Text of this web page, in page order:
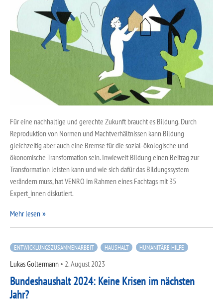
Für eine nachhaltige und gerechte Zukunft braucht es Bildung. Durch
Reproduktion von Normen und Machtverhältnissen kann Bildung
gleichzeitig aber auch eine Bremse für die sozial-ökologische und
ökonomische Transformation sein. Inwieweit Bildung einen Beitrag zur
Transformation leisten kann und wie sich dafür das Bildungssystem
verändern muss, hat VENRO im Rahmen eines Fachtags mit 35
Expert_innen diskutiert.
Mehr lesen
ENTWICKLUNGSZUSAMMENARBEIT HAUSHALT HUMANITÄRE HILFE
Lukas Goltermann • 2. August 2023
Bundeshaushalt 2024: Keine Krisen im nächsten
Jahr?